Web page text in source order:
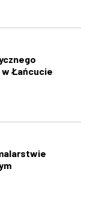
Łańcucie